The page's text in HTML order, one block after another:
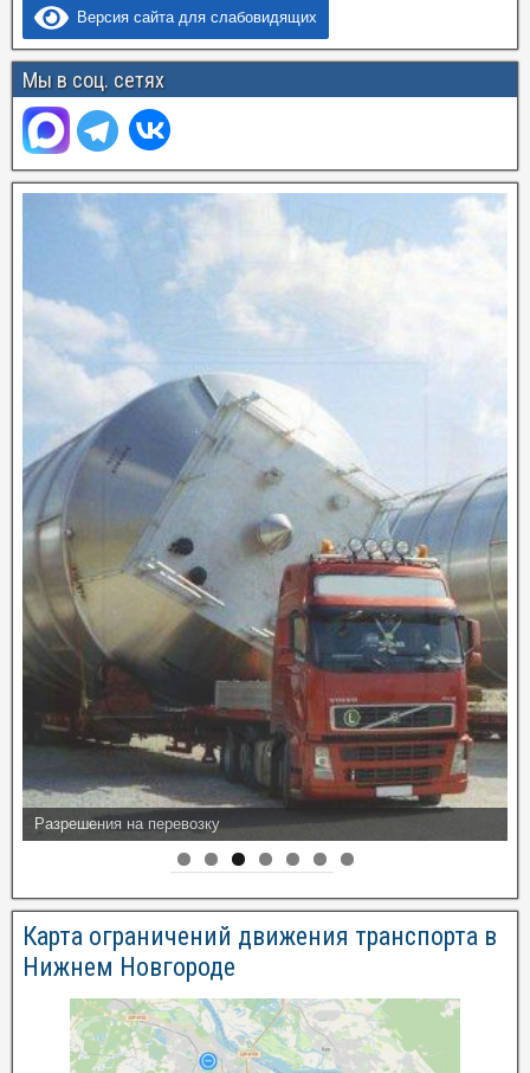
Версия сайта для слабовидящих
Мы в соц. сетях
Разрешения на перевозку
Карта ограничений движения транспорта в
Нижнем Новгороде